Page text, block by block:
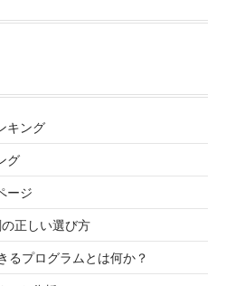
キング
グ
ージ
正しい選び方
るプログラムとは何か？